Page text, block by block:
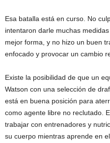
Esa batalla está en curso. No
intentaron darle muchas
mejor forma, y ​​no hizo un buen
enfocado y provocar un cambio
Existe la posibilidad de que un
Watson con una selección de
está en buena posición para
como agente libre no reclutado.
trabajar con entrenadores y
su cuerpo mientras aprende en